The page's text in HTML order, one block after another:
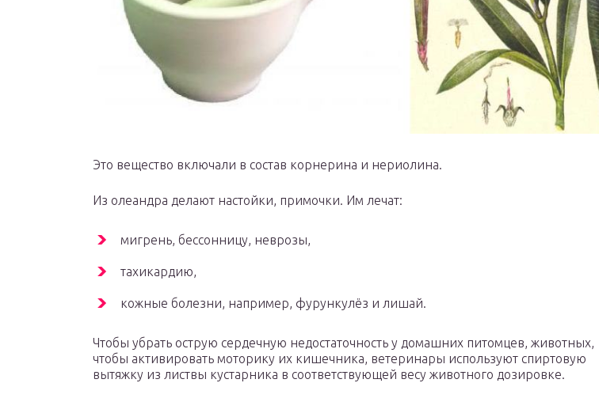
Это вещество включали в состав корнерина и нериолина.
Из олеандра делают настойки, примочки. Им лечат:
мигрень, бессонницу, неврозы,
тахикардию,
кожные болезни, например, фурункулёз и лишай.
Чтобы убрать острую сердечную недостаточность у домашних питомцев, животных,
чтобы активировать моторику их кишечника, ветеринары используют спиртовую
вытяжку из листвы кустарника в соответствующей весу животного дозировке.